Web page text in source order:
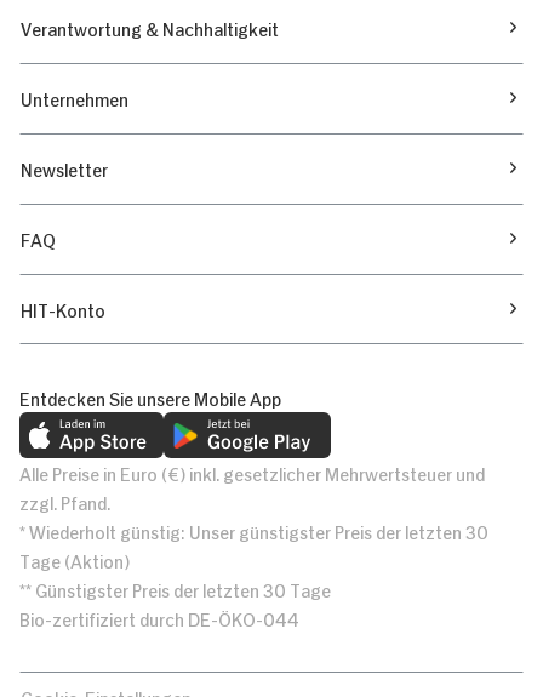
Verantwortung & Nachhaltigkeit
Unternehmen
Newsletter
FAQ
HIT-Konto
Entdecken Sie unsere Mobile App
Alle Preise in Euro (€) inkl. gesetzlicher Mehrwertsteuer und
zzgl. Pfand.
* Wiederholt günstig: Unser günstigster Preis der letzten 30
Tage (Aktion)
** Günstigster Preis der letzten 30 Tage
Bio-zertifiziert durch DE-ÖKO-044